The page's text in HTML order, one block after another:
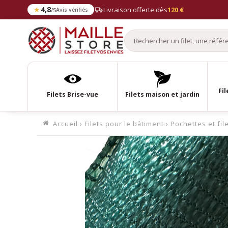
★ 4,8/5Avis vérifiés Livraison offerte dès120 €
Filets Brise-vue Filets maison et jardin
Accueil › Filets pour le bâtiment › Pochettes et